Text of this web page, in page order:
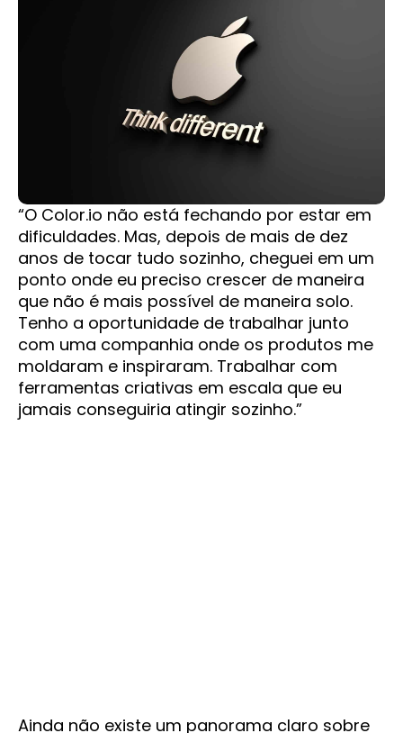
“O Color.io não está fechando por estar em
dificuldades. Mas, depois de mais de dez
anos de tocar tudo sozinho, cheguei em um
ponto onde eu preciso crescer de maneira
que não é mais possível de maneira solo.
Tenho a oportunidade de trabalhar junto
com uma companhia onde os produtos me
moldaram e inspiraram. Trabalhar com
ferramentas criativas em escala que eu
jamais conseguiria atingir sozinho.”
Ainda não existe um panorama claro sobre